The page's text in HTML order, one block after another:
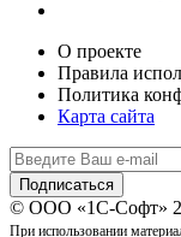
О проекте
Правила
Политика
Карта сайта
© ООО «1С-Софт»
При использовании